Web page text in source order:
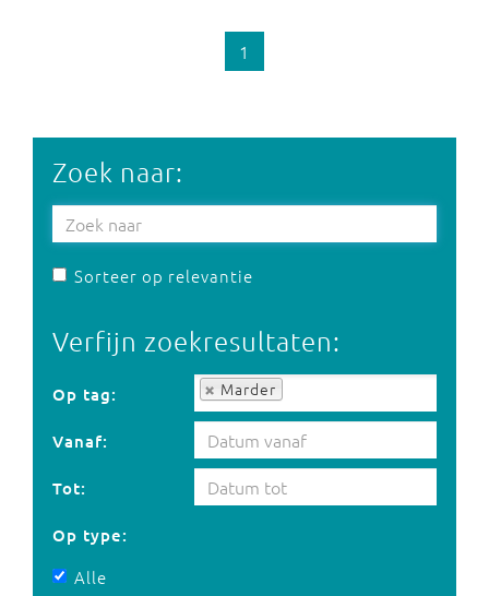
1
Zoek naar:
Sorteer op relevantie
Verfijn zoekresultaten:
Op tag: Marder
Op tag:
Vanaf:
Tot:
Op type:
Alle